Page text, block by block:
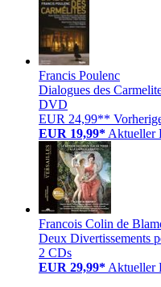
Francis Poulenc
Dialogues des
DVD
EUR 24,99**
EUR 19,99* Aktueller
Francois Colin de
Deux Divertissements
2 CDs
EUR 29,99* Aktueller